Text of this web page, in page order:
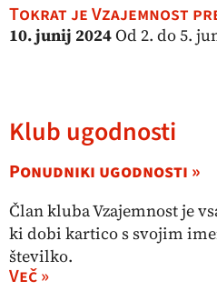
Tokrat je Vzajemnost
10. junij 2024Od 2. do 5.
Klub ugodnosti
Ponudniki ugodnosti »
Član kluba Vzajemnost je
ki dobi kartico s svojim
številko.
Več »